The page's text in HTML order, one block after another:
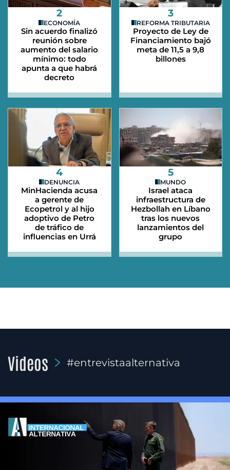
2
ECONOMÍA
Sin acuerdo finalizó
reunión sobre
aumento del salario
mínimo: todo
apunta a que habrá
decreto
3
REFORMA TRIBUTARIA
Proyecto de Ley de
Financiamiento bajó
meta de 11,5 a 9,8
billones
4
DENUNCIA
MinHacienda acusa
a gerente de
Ecopetrol y al hijo
adoptivo de Petro
de tráfico de
influencias en Urrá
5
MUNDO
Israel ataca
infraestructura de
Hezbollah en Líbano
tras los nuevos
lanzamientos del
grupo
Videos #entrevistaalternativa